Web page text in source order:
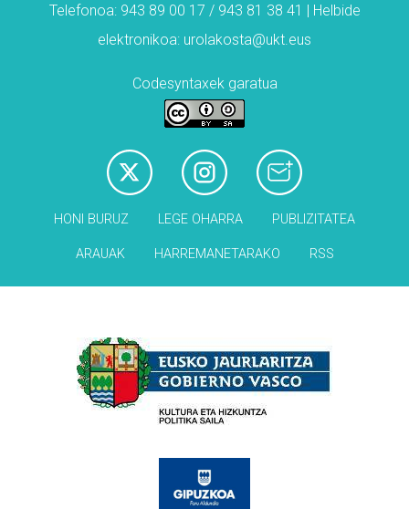
Telefonoa: 943 89 00 17 / 943 81 38 41 | Helbide
elektronikoa: urolakosta@ukt.eus
Codesyntaxek garatua
HONI BURUZ LEGE OHARRA PUBLIZITATEA
ARAUAK HARREMANETARAKO RSS